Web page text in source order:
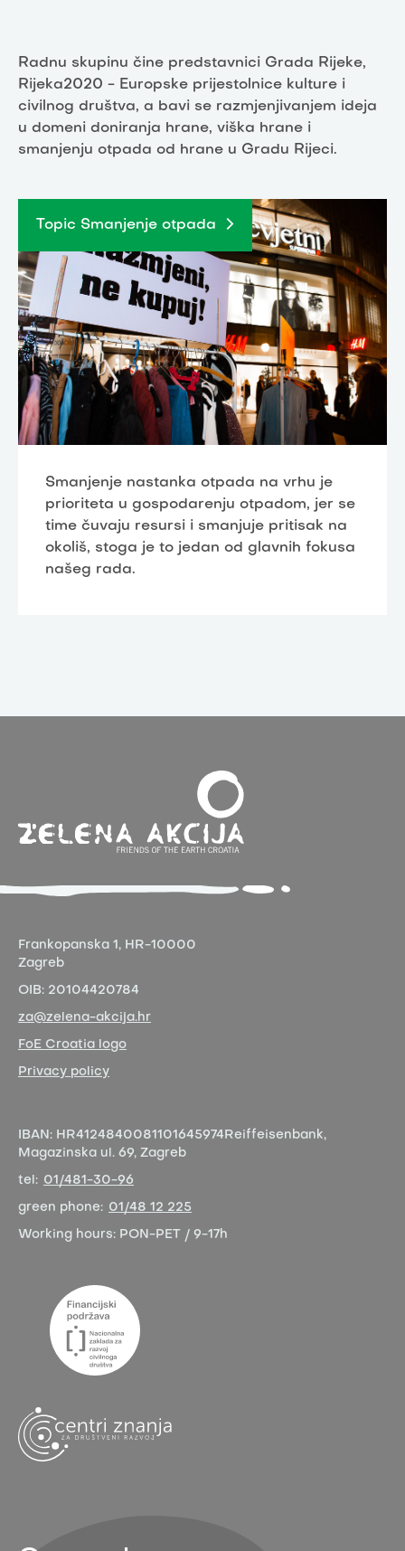
Radnu skupinu čine predstavnici Grada Rijeke,
Rijeka2020 - Europske prijestolnice kulture i
civilnog društva, a bavi se razmjenjivanjem ideja
u domeni doniranja hrane, viška hrane i
smanjenju otpada od hrane u Gradu Rijeci.
Topic Smanjenje otpada
Smanjenje nastanka otpada na vrhu je
prioriteta u gospodarenju otpadom, jer se
time čuvaju resursi i smanjuje pritisak na
okoliš, stoga je to jedan od glavnih fokusa
našeg rada.
Frankopanska 1, HR-10000
Zagreb
OIB: 20104420784
za@zelena-akcija.hr
FoE Croatia logo
Privacy policy
IBAN: HR4124840081101645974 Reiffeisenbank,
Magazinska ul. 69, Zagreb
tel: 01/481-30-96
green phone: 01/48 12 225
Working hours: PON-PET / 9-17h